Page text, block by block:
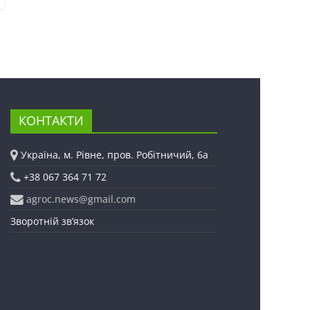
КОНТАКТИ
Україна, м. Рівне, пров. Робітничий, 6а
+38 067 364 71 72
agroc.news@gmail.com
Зворотній зв’язок